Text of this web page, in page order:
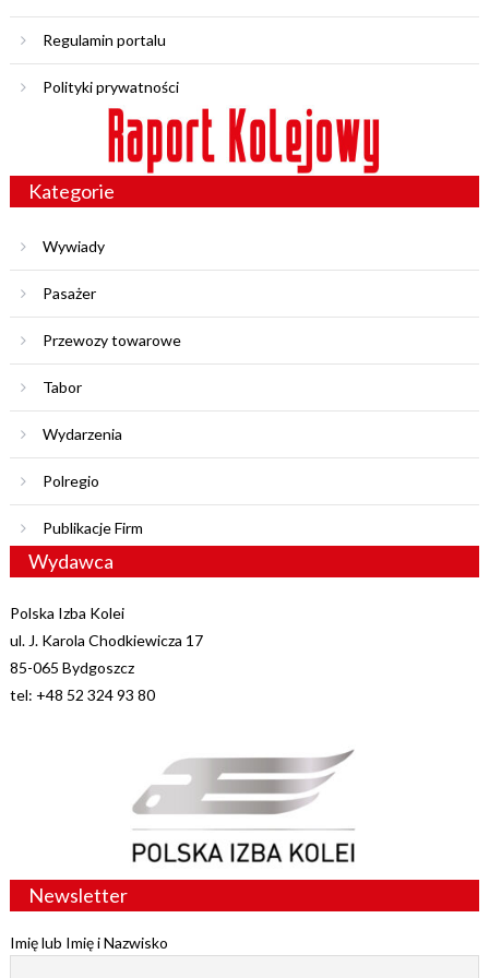
Regulamin portalu
Polityki prywatności
Kategorie
Wywiady
Pasażer
Przewozy towarowe
Tabor
Wydarzenia
Polregio
Publikacje Firm
Wydawca
Polska Izba Kolei
ul. J. Karola Chodkiewicza 17
85-065 Bydgoszcz
tel: +48 52 324 93 80
Newsletter
Imię lub Imię i Nazwisko